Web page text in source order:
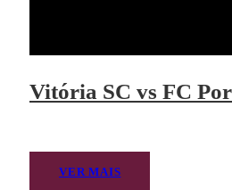
Vitória SC vs FC
VER MAIS